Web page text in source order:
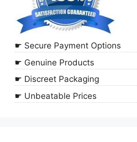
☛ Secure Payment Options
☛ Genuine Products
☛ Discreet Packaging
☛ Unbeatable Prices